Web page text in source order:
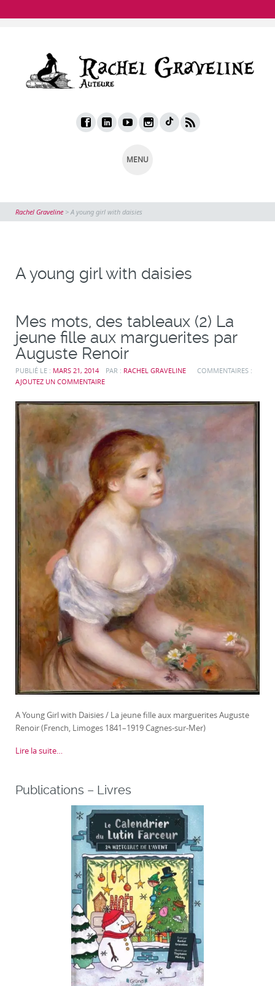
MENU
Rachel Graveline > A young girl with daisies
A young girl with daisies
Mes mots, des tableaux (2) La
jeune fille aux marguerites par
Auguste Renoir
PUBLIÉ LE : MARS 21, 2014 PAR : RACHEL GRAVELINE
COMMENTAIRES :
AJOUTEZ UN COMMENTAIRE
A Young Girl with Daisies / La jeune fille aux marguerites Auguste
Renoir (French, Limoges 1841–1919 Cagnes-sur-Mer)
Lire la suite…
Publications – Livres